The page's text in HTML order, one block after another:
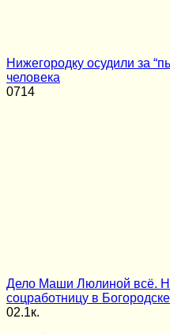
Нижегородку осудили за
человека
0714
Дело Маши Люлиной всё.
соцработницу в
02.1к.